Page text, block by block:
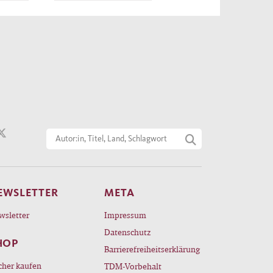
bei
kaufen
META
Impressum
Datenschutz
Barrierefreiheitserklärung
TDM-Vorbehalt